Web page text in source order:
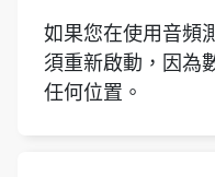
如果您在使用音頻
須重新啟動，因為
任何位置。